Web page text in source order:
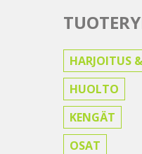
HARJOITUS
HUOLTO
KENGÄT
OSAT